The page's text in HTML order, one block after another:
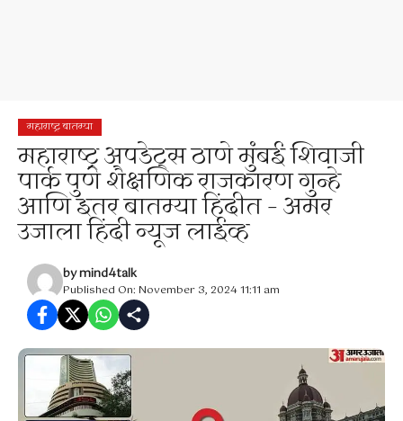
महाराष्ट्र बातम्या
महाराष्ट्र अपडेट्स ठाणे मुंबई शिवाजी
पार्क पुणे शैक्षणिक राजकारण गुन्हे
आणि इतर बातम्या हिंदीत – अमर
उजाला हिंदी न्यूज लाईव्ह
bymind4talk
Published On: November 3, 2024 11:11 am